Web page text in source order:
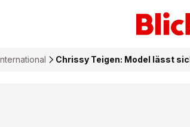
Chrissy Teigen: Model lässt